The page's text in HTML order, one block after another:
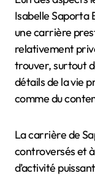
Isabelle Saporta
une carrière
relativement
trouver, surtout
détails de la vie
comme du
La carrière de
controversés et
d’activité